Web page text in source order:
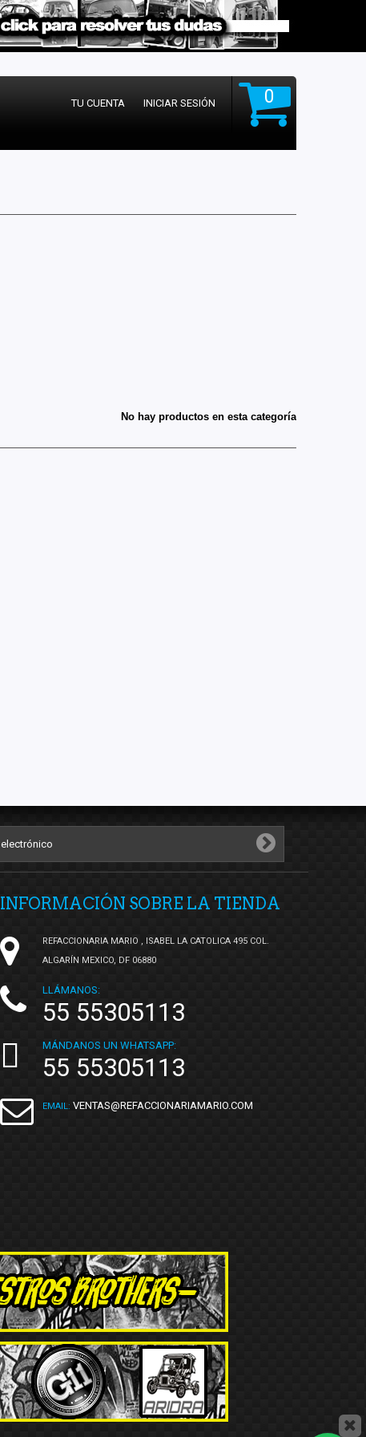
0
TU CUENTA INICIAR SESIÓN
No hay productos en esta categoría
INFORMACIÓN SOBRE LA TIENDA
REFACCIONARIA MARIO , ISABEL LA CATOLICA 495 COL.
ALGARÍN MEXICO, DF 06880
LLÁMANOS:
55 55305113
MÁNDANOS UN WHATSAPP:
55 55305113
EMAIL: VENTAS@REFACCIONARIAMARIO.COM